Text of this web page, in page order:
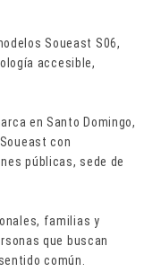
Soueast S06,
accesible,
en Santo Domingo,
con
públicas, sede de
familias y
que buscan
común.